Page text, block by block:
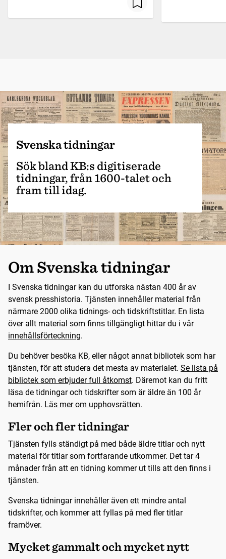
Svenska tidningar
Sök bland KB:s digitiserade
tidningar, från 1600-talet och
fram till idag.
Om Svenska tidningar
I Svenska tidningar kan du utforska nästan 400 år av
svensk presshistoria. Tjänsten innehåller material från
närmare 2000 olika tidnings- och tidskriftstitlar. En lista
över allt material som finns tillgängligt hittar du i vår
innehållsförteckning.
Du behöver besöka KB, eller något annat bibliotek som har
tjänsten, för att studera det mesta av materialet. Se lista på
bibliotek som erbjuder full åtkomst. Däremot kan du fritt
läsa de tidningar och tidskrifter som är äldre än 100 år
hemifrån. Läs mer om upphovsrätten.
Fler och fler tidningar
Tjänsten fylls ständigt på med både äldre titlar och nytt
material för titlar som fortfarande utkommer. Det tar 4
månader från att en tidning kommer ut tills att den finns i
tjänsten.
Svenska tidningar innehåller även ett mindre antal
tidskrifter, och kommer att fyllas på med fler titlar
framöver.
Mycket gammalt och mycket nytt